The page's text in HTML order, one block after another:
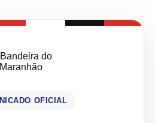
OFICIAL